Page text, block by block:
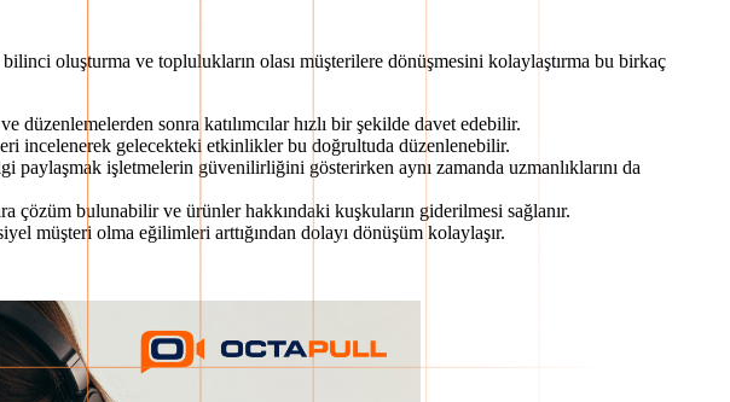
oluşturma ve toplulukların olası müşterilere dönüşmesini kolaylaştırma bu birkaç
düzenlemelerden sonra katılımcılar hızlı bir şekilde davet edebilir.
incelenerek gelecekteki etkinlikler bu doğrultuda düzenlenebilir.
paylaşmak işletmelerin güvenilirliğini gösterirken aynı zamanda uzmanlıklarını da
çözüm bulunabilir ve ürünler hakkındaki kuşkuların giderilmesi sağlanır.
müşteri olma eğilimleri arttığından dolayı dönüşüm kolaylaşır.